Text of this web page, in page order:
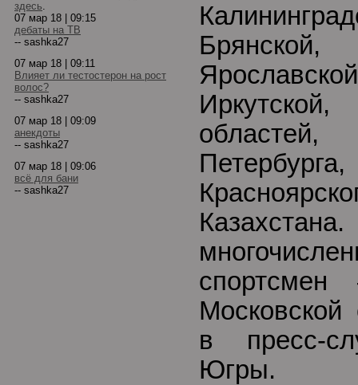
здесь.
07 мар 18 | 09:15
дебаты на ТВ
-- sashka27
07 мар 18 | 09:11
Влияет ли тестостерон на рост
волос?
-- sashka27
07 мар 18 | 09:09
анекдоты
-- sashka27
07 мар 18 | 09:06
всё для бани
-- sashka27
в пресс-
Югры.